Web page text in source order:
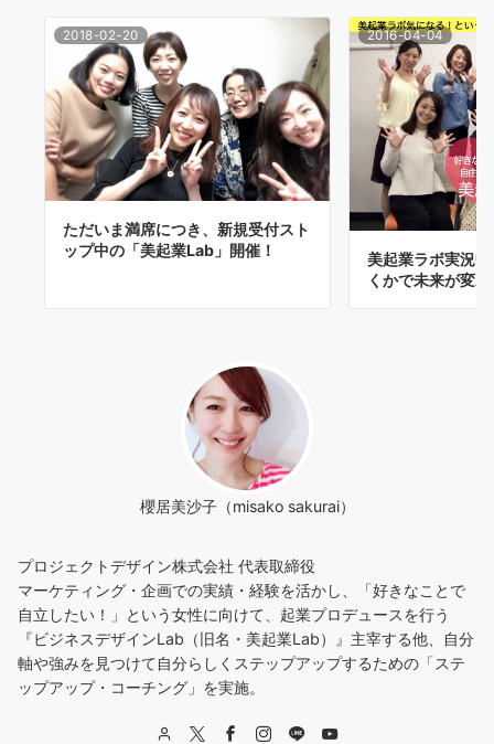
2018-02-20
ただいま満席につき、新規受付スト
ップ中の「美起業Lab」開催！
2016-04-04
美起業ラボ実況
くかで未来が変
櫻居美沙子（misako sakurai）
プロジェクトデザイン株式会社 代表取締役
マーケティング・企画での実績・経験を活かし、「好きなことで
自立したい！」という女性に向けて、起業プロデュースを行う
『ビジネスデザインLab（旧名・美起業Lab）』主宰する他、自分
軸や強みを見つけて自分らしくステップアップするための「ステ
ップアップ・コーチング」を実施。